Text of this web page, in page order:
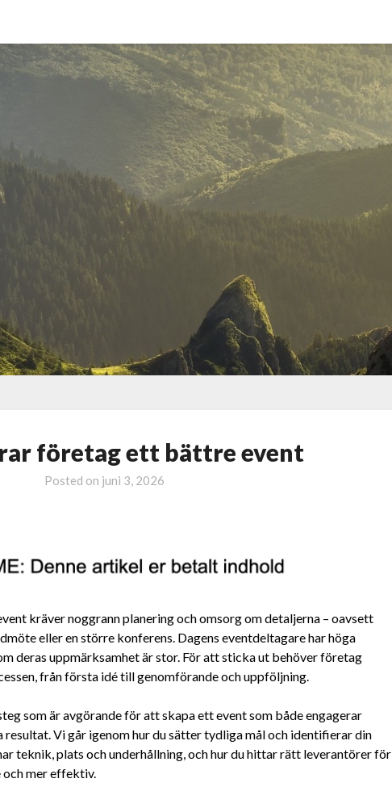
företag ett bättre event
Posted on juni 3, 2026
kräver noggrann planering och omsorg om detaljerna – oavsett
eller en större konferens. Dagens eventdeltagare har höga
deras uppmärksamhet är stor. För att sticka ut behöver företag
från första idé till genomförande och uppföljning.
som är avgörande för att skapa ett event som både engagerar
Vi går igenom hur du sätter tydliga mål och identifierar din
teknik, plats och underhållning, och hur du hittar rätt leverantörer för
och mer effektiv.